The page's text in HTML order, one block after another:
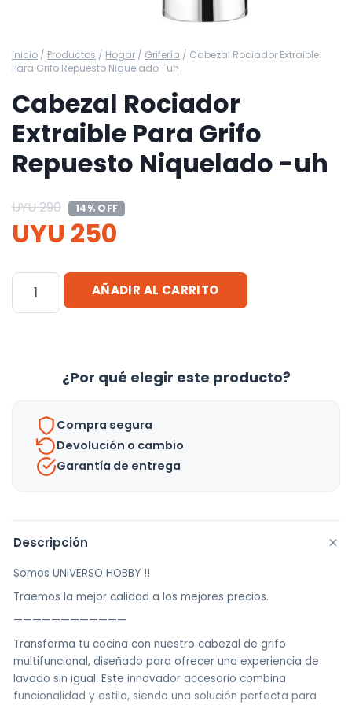
Inicio / Productos / Hogar / Grifería / Cabezal Rociador Extraible
Para Grifo Repuesto Niquelado -uh
Cabezal Rociador
Extraible Para Grifo
Repuesto Niquelado -uh
UYU290 14% OFF
UYU 250
Cabezal
Rociador
Repuesto
cantidad
AÑADIR AL CARRITO
¿Por qué elegir este producto?
Compra segura
Devolución o cambio
Garantía de entrega
Descripción +
Somos UNIVERSO HOBBY !!
Traemos la mejor calidad a los mejores precios.
————————————
Transforma tu cocina con nuestro cabezal de grifo
multifuncional, diseñado para ofrecer una experiencia de
lavado sin igual. Este innovador accesorio combina
funcionalidad y estilo, siendo una solución perfecta para